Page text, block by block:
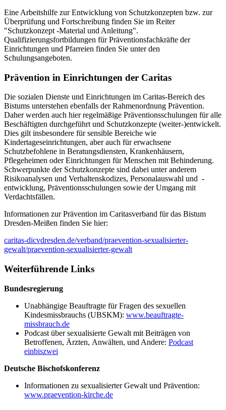
Eine Arbeitshilfe zur Entwicklung von Schutzkonzepten bzw. zur
Überprüfung und Fortschreibung finden Sie im Reiter
"Schutzkonzept -Material und Anleitung".
Qualifizierungsfortbildungen für Präventionsfachkräfte der
Einrichtungen und Pfarreien finden Sie unter den
Schulungsangeboten.
Prävention in Einrichtungen der Caritas
Die sozialen Dienste und Einrichtungen im Caritas-Bereich des
Bistums unterstehen ebenfalls der Rahmenordnung Prävention.
Daher werden auch hier regelmäßige Präventionsschulungen für alle
Beschäftigten durchgeführt und Schutzkonzepte (weiter-)entwickelt.
Dies gilt insbesondere für sensible Bereiche wie
Kindertageseinrichtungen, aber auch für erwachsene
Schutzbefohlene in Beratungsdiensten, Krankenhäusern,
Pflegeheimen oder Einrichtungen für Menschen mit Behinderung.
Schwerpunkte der Schutzkonzepte sind dabei unter anderem
Risikoanalysen und Verhaltenskodizes, Personalauswahl und -
entwicklung, Präventionsschulungen sowie der Umgang mit
Verdachtsfällen.
Informationen zur Prävention im Caritasverband für das Bistum
Dresden-Meißen finden Sie hier:
caritas-dicvdresden.de/verband/praevention-sexualisierter-
gewalt/praevention-sexualisierter-gewalt
Weiterführende Links
Bundesregierung
Unabhängige Beauftragte für Fragen des sexuellen
Kindesmissbrauchs (UBSKM): www.beauftragte-
missbrauch.de
Podcast über sexualisierte Gewalt mit Beiträgen von
Betroffenen, Ärzten, Anwälten, und Andere: Podcast
einbiszwei
Deutsche Bischofskonferenz
Informationen zu sexualisierter Gewalt und Prävention:
www.praevention-kirche.de